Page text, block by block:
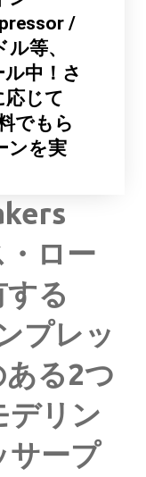
/
等、
中！さ
応じて
でもら
ンを実
ロー
する
プレッ
る2つ
デリン
サープ